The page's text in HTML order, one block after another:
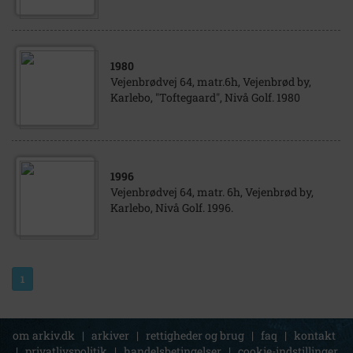
1980
Vejenbrødvej 64, matr.6h, Vejenbrød by,
Karlebo, "Toftegaard", Nivå Golf. 1980
1996
Vejenbrødvej 64, matr. 6h, Vejenbrød by,
Karlebo, Nivå Golf. 1996.
1
om arkiv.dk | arkiver | rettigheder og brug | faq | kontakt